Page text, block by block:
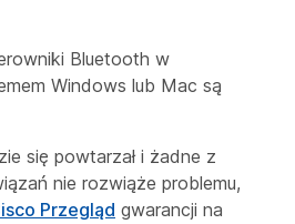
Bluetooth w
Windows lub Mac są
się powtarzał i żadne z
nie rozwiąże problemu,
Przegląd gwarancji na